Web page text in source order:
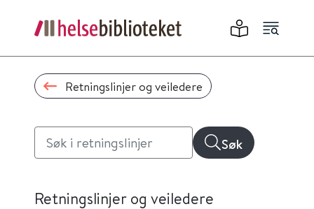
Retningslinjer og veiledere
Søk
Retningslinjer og veiledere